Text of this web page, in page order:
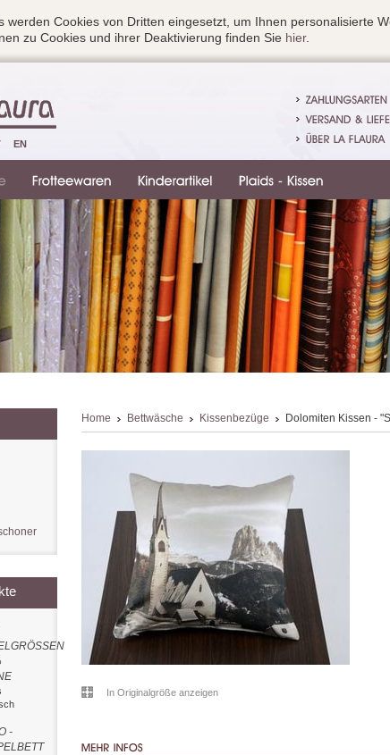
Cookies von Dritten eingesetzt, um Ihnen personalisierte
zu Cookies und ihrer Deaktivierung finden Sie hier.
Home Bettwäsche Kissenbezüge Dolomiten Kissen -
In Originalgröße anzeigen
-
EN